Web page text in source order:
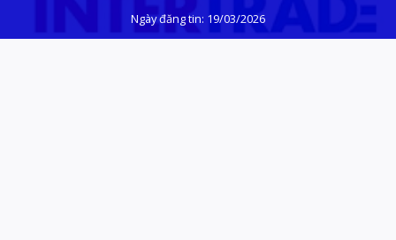
Ngày đăng tin: 19/03/2026